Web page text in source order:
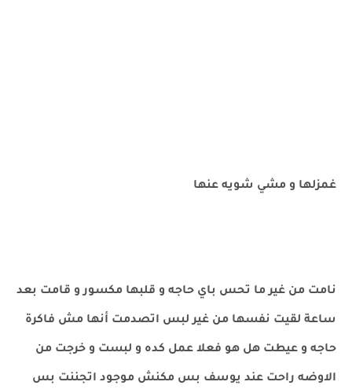
غمزلها و مشي شويه عنها
نامت من غير ما تحس باي حاجه و قلبها مكسور و قامت بعد
ساعة لقيت نفسها من غير لبس اتصدمت أنها مش فاكرة
حاجه و عيطت هل هو فعلا عمل كده و لبست و خرجت من
الاوضه راحت عند يوسف بس مكنش موجود اتجننت بس